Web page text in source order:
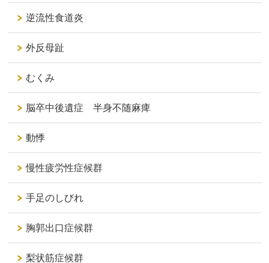
逆流性食道炎
外反母趾
むくみ
脳卒中後遺症 半身不随麻痺
動悸
慢性疲労性症候群
手足のしびれ
胸郭出口症候群
梨状筋症候群